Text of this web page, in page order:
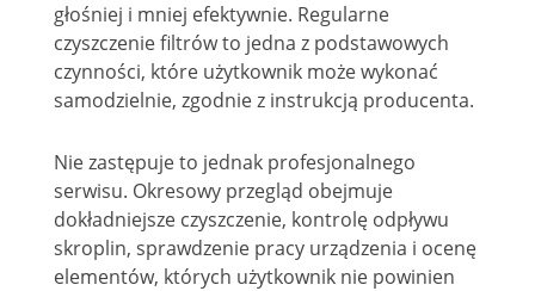
głośniej i mniej efektywnie. Regularne
czyszczenie filtrów to jedna z podstawowych
czynności, które użytkownik może wykonać
samodzielnie, zgodnie z instrukcją producenta.
Nie zastępuje to jednak profesjonalnego
serwisu. Okresowy przegląd obejmuje
dokładniejsze czyszczenie, kontrolę odpływu
skroplin, sprawdzenie pracy urządzenia i ocenę
elementów, których użytkownik nie powinien